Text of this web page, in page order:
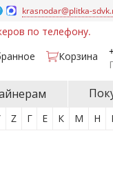
krasnodar@plitka-
по телефону.
Корзина
Z Г Е К М Н